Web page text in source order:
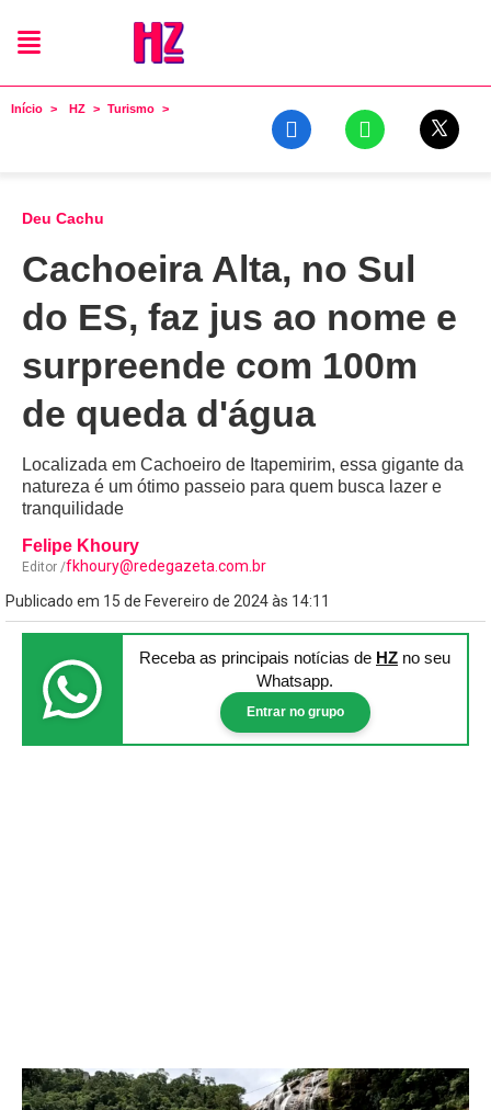
Início HZ Turismo
Deu Cachu
Cachoeira Alta, no Sul
do ES, faz jus ao nome e
surpreende com 100m
de queda d'água
Localizada em Cachoeiro de Itapemirim, essa gigante da
natureza é um ótimo passeio para quem busca lazer e
tranquilidade
Felipe Khoury
Editor /fkhoury@redegazeta.com.br
Publicado em 15 de Fevereiro de 2024 às 14:11
Receba as principais notícias de HZ no seu
Whatsapp.
Entrar no grupo